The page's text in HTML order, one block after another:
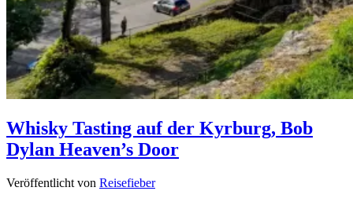
Whisky Tasting auf der Kyrburg, Bob
Dylan Heaven’s Door
Veröffentlicht von Reisefieber